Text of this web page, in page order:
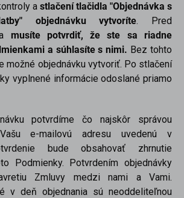
a stlačení tlačidla "Objednávka s
objednávku vytvoríte. Pred
musíte potvrdiť, že ste sa riadne
a súhlasíte s nimi. Bez tohto
možné objednávku vytvoriť. Po stlačení
vyplnené informácie odoslané priamo
potvrdíme čo najskôr správou
e-mailovú adresu uvedenú v
bude obsahovať zhrnutie
Podmienky. Potvrdením objednávky
Zmluvy medzi nami a Vami.
v deň objednania sú neoddeliteľnou